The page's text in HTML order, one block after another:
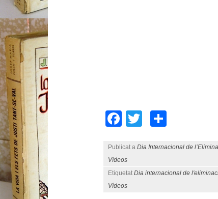
Facebook
Twitter
Publicat aDia Internacional de
Vídeos
EtiquetatDia internacional de
Vídeos